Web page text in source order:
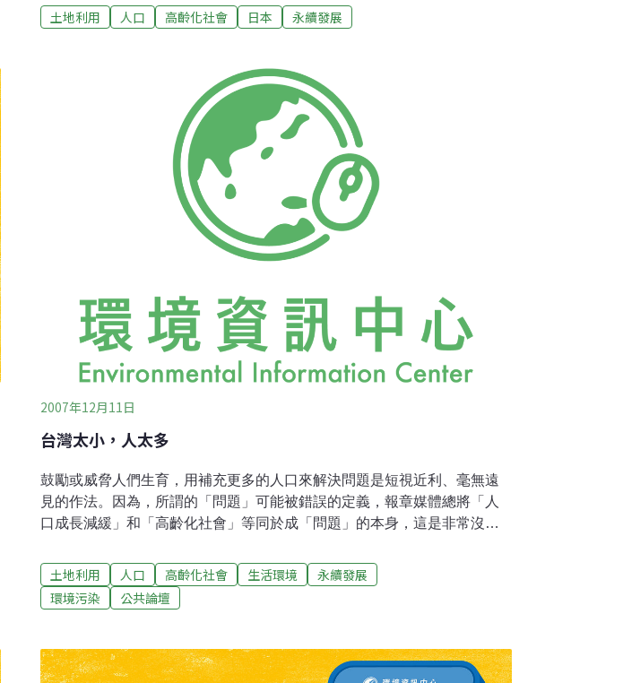
在幾乎減半。這批新成人是1990年誕生，當年東京股市新年開盤股價暴
跌，日本泡沫經濟開始瓦解，股價、地價跌跌不休。在經濟被視為「空白
龐大國債、年金及醫療費負擔重、就業機會少等問題。
土地利用 人口 高齡化社會 日本 永續發展
2007年12月11日
台灣太小，人太多
鼓勵或威脅人們生育，用補充更多的人口來解決問題是短視近利、毫無遠
見的作法。因為，所謂的「問題」可能被錯誤的定義，報章媒體總將「人
口成長減緩」和「高齡化社會」等同於成「問題」的本身，這是非常沒有
解決方案。 我們的世界充滿著棘手的環境問題，讓專家學者以及政策的制
訂者傷透腦筋，總想不出完美的解決方法。世界上的確沒有完美的解決方
案，我常常覺得，許多環境問題的源頭就在於人口太多。沒有人不知道，
在全球的尺度上，許多學者專家知道人口問題是導致全球環境問題的重要
因素，而且相關文章中經常可以看到這樣的論述，奇怪的是，當落到國家
土地利用 人口 高齡化社會 生活環境
永續發展
環境污染
公共論壇